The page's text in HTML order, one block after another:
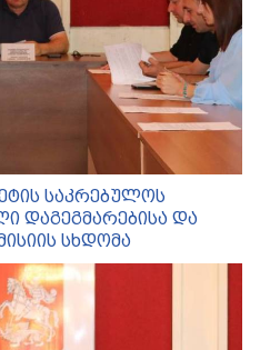
საკრებულოს
დაგეგმარებისა და
სხდომა